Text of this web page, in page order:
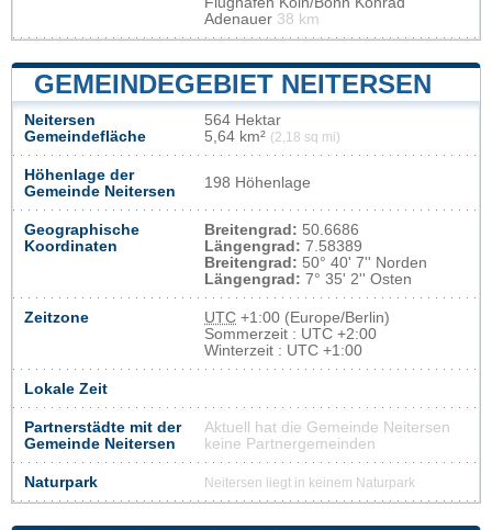
Adenauer 38 km
GEMEINDEGEBIET NEITERSEN
Neitersen
Gemeindefläche
564 Hektar
5,64 km² (2,18 sq mi)
Höhenlage der
Gemeinde Neitersen
198 Höhenlage
Geographische
Koordinaten
Breitengrad: 50.6686
Längengrad: 7.58389
Breitengrad: 50° 40' 7'' Norden
Längengrad: 7° 35' 2'' Osten
Zeitzone UTC +1:00 (Europe/Berlin)
Sommerzeit : UTC +2:00
Winterzeit : UTC +1:00
Lokale Zeit
Partnerstädte mit der
Gemeinde Neitersen
Aktuell hat die Gemeinde Neitersen
keine Partnergemeinden
Naturpark Neitersen liegt in keinem Naturpark